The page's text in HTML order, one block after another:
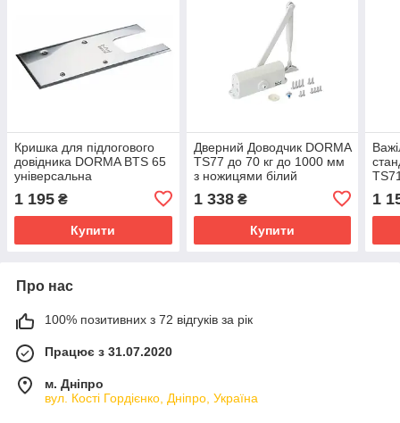
Кришка для підлогового
довідника DORMA BTS 65
універсальна
1 195 ₴
Купити
Дверний Доводчик DORMA
TS77 до 70 кг до 1000 мм
з ножицями білий
1 338₴
Купити
1
Про нас
100% позитивних з 72 відгуків за рік
Працює з 31.07.2020
м. Дніпро
вул. Кості Гордієнко, Дніпро, Україна